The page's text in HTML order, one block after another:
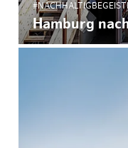
Hamburg